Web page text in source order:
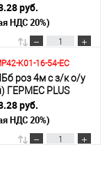
руб.
НДС 20%)
корзину
K01-16-54-EC
роз 4м с з/к о/у
ГЕРМЕС PLUS
руб.
НДС 20%)